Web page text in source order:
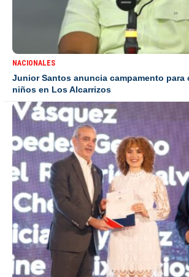
NACIONALES
Junior Santos anuncia campamento para
niños en Los Alcarrizos